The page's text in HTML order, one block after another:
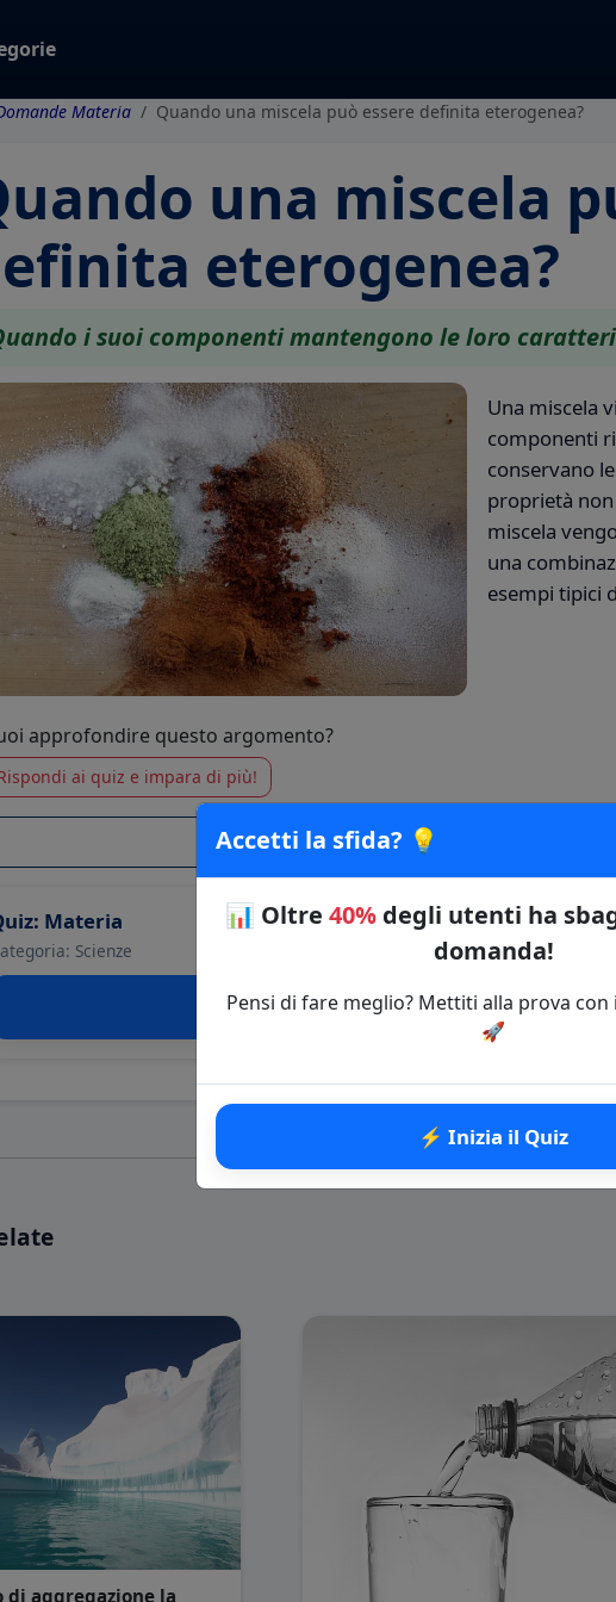
Materia Quando una miscela può essere definita eterogenea?
Accetti la sfida? 💡
📊 Oltre 40%degli utenti ha
domanda!
Pensi di fare meglio? Mettiti alla prova
🚀
⚡ Inizia il Quiz
una miscela
eterogenea?
i suoi componenti mantengono le loro
Una miscela
componenti
conservano
proprietà
miscela
una
esempi tipici
approfondire questo argomento?
ai quiz e impara di più!
🔗 Copia il link della domanda
Materia
Scienze
⚡ Inizia il Quiz
aggregazione la